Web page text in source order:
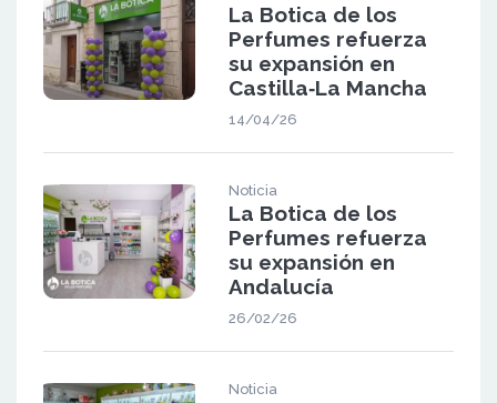
La Botica de los
Perfumes refuerza
su expansión en
Castilla‑La Mancha
14/04/26
Noticia
La Botica de los
Perfumes refuerza
su expansión en
Andalucía
26/02/26
Noticia